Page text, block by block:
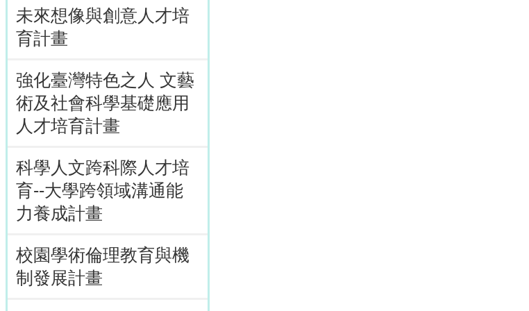
未來想像與創意人才培
育計畫
強化臺灣特色之人 文藝
術及社會科學基礎應用
人才培育計畫
科學人文跨科際人才培
育--大學跨領域溝通能
力養成計畫
校園學術倫理教育與機
制發展計畫